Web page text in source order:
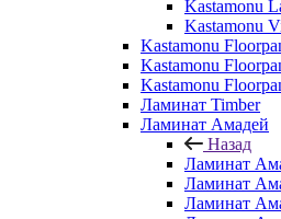
Kastamonu
Kastamonu
Kastamonu
Kastamonu
Kastamonu
Ламинат Timber
Ламинат Амадей
Назад
Ламинат
Ламинат
Ламинат